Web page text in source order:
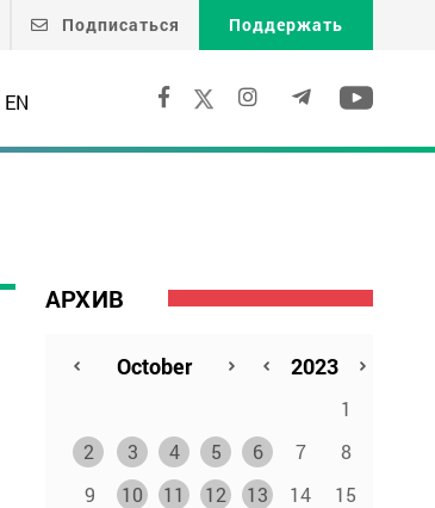
Подписаться Поддержать
EN
АРХИВ
1
2
3 4 5 6 7
8
9
10 11 12 13 14
15